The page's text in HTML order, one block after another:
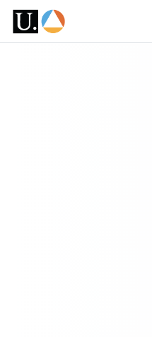
Ir para o conteúdo principal